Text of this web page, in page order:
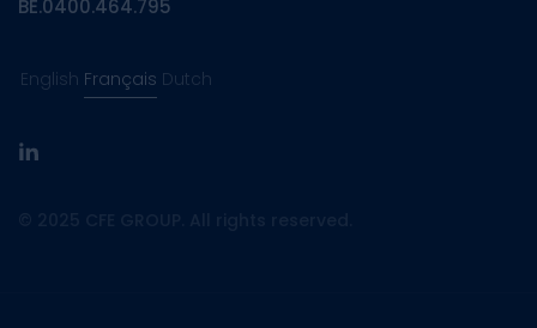
BE.0400.464.795
English Français Dutch
linkedin